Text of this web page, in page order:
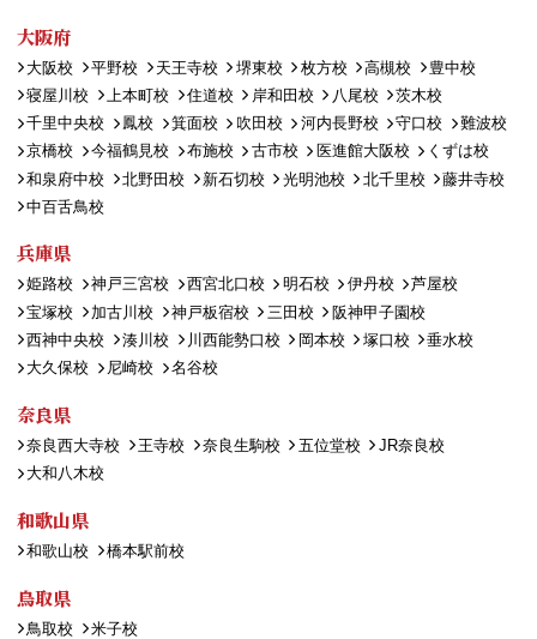
大阪府
大阪校 平野校 天王寺校 堺東校 枚方校 高槻校
豊中校
寝屋川校
上本町校 住道校 岸和田校 八尾校
茨木校
千里中央校
鳳校 箕面校 吹田校 河内長野校 守口校
難波校
京橋校
今福鶴見校 布施校 古市校 医進館大阪校
くずは校
和泉府中校
北野田校 新石切校 光明池校 北千里校
藤井寺校
中百舌鳥校
兵庫県
姫路校 神戸三宮校 西宮北口校 明石校 伊丹校
芦屋校
宝塚校
加古川校 神戸板宿校 三田校
阪神甲子園校
西神中央校
湊川校 川西能勢口校 岡本校 塚口校
垂水校
大久保校
尼崎校 名谷校
奈良県
奈良西大寺校 王寺校 奈良生駒校 五位堂校
JR奈良校
大和八木校
和歌山県
和歌山校 橋本駅前校
鳥取県
鳥取校 米子校